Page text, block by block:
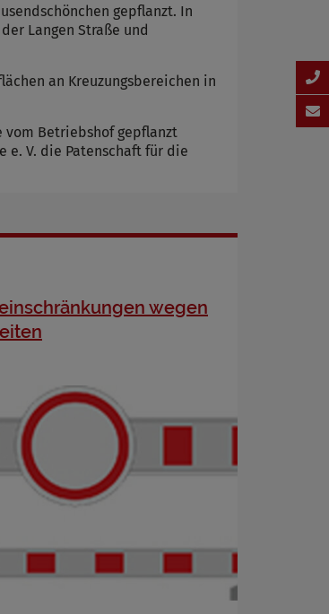
gepflanzt. In
Langen Straße und
an Kreuzungsbereichen in
vom Betriebshof gepflanzt
e. V. die Patenschaft für die
wegen